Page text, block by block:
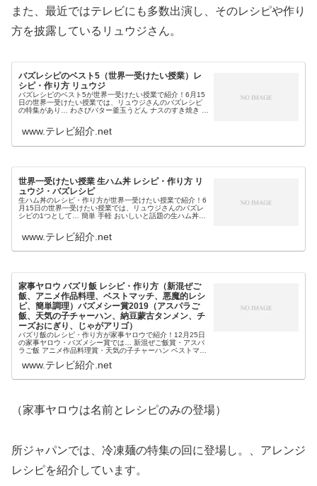
また、最近ではテレビにも多数出演し、そのレシピや作り
方を披露しているリュウジさん。
バズレシピのベスト5（世界一受けたい授業）レ
シピ・作り方 リュウジ
バズレシピのベスト5が世界一受けたい授業で紹介！6月15
日の世界一受けたい授業では、リュウジさんのバズレシピ
の特集があり… わさびバター釜玉うどん ナスのすき焼き と
の生ハム丼 チーズ...
www.テレビ紹介.net
世界一受けたい授業 生ハム丼 レシピ・作り方 リ
ュウジ・バズレシピ
生ハム丼のレシピ・作り方が世界一受けたい授業で紹介！6
月15日の世界一受けたい授業では、リュウジさんのバズレ
シピの1つとして… 簡単 手軽 おいしいと話題の生ハム丼も
業で紹介されるバズレシ...
www.テレビ紹介.net
家事ヤロウ バズリ飯 レシピ・作り方（新混ぜご
飯、アニメ作品料理、ベストマッチ、悪魔的レシ
ピ、簡単調理）バズメシー賞2019（アスパラご
飯、天気の子チャーハン、納豆蒙古タンメン、チ
ーズおにぎり、じゃがアリゴ）
バズリ飯のレシピ・作り方が家事ヤロウで紹介！12月25日
の家事ヤロウ・バズメシー賞では… 新混ぜご飯賞・アスパ
ラご飯 アニメ作品料理賞・天気の子チャーハン ベストマッ
にぎり 簡単調理賞・...
www.テレビ紹介.net
（家事ヤロウは名前とレシピのみの登場）
所ジャパンでは、冷凍麺の特集の回に登場し。、アレンジ
レシピを紹介しています。